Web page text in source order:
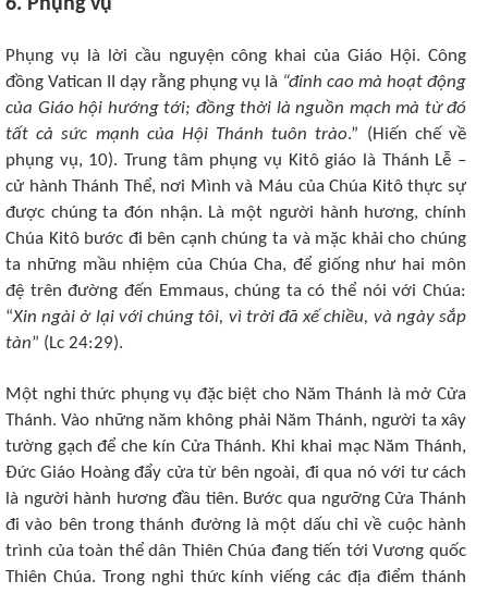
6. Phụng vụ
Phụng vụ là lời cầu nguyện công khai của Giáo Hội. Công
đồng Vatican II dạy rằng phụng vụ là “đỉnh cao mà hoạt động
của Giáo hội hướng tới; đồng thời là nguồn mạch mà từ đó
tất cả sức mạnh của Hội Thánh tuôn trào.” (Hiến chế về
phụng vụ, 10). Trung tâm phụng vụ Kitô giáo là Thánh Lễ –
cử hành Thánh Thể, nơi Mình và Máu của Chúa Kitô thực sự
được chúng ta đón nhận. Là một người hành hương, chính
Chúa Kitô bước đi bên cạnh chúng ta và mặc khải cho chúng
ta những mầu nhiệm của Chúa Cha, để giống như hai môn
đệ trên đường đến Emmaus, chúng ta có thể nói với Chúa:
“Xin ngài ở lại với chúng tôi, vì trời đã xế chiều, và ngày sắp
tàn” (Lc 24:29).
Một nghi thức phụng vụ đặc biệt cho Năm Thánh là mở Cửa
Thánh. Vào những năm không phải Năm Thánh, người ta xây
tường gạch để che kín Cửa Thánh. Khi khai mạc Năm Thánh,
Đức Giáo Hoàng đẩy cửa từ bên ngoài, đi qua nó với tư cách
là người hành hương đầu tiên. Bước qua ngưỡng Cửa Thánh
đi vào bên trong thánh đường là một dấu chỉ về cuộc hành
trình của toàn thể dân Thiên Chúa đang tiến tới Vương quốc
Thiên Chúa. Trong nghi thức kính viếng các địa điểm thánh